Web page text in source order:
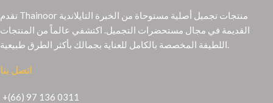
تقدم Thainoor منتجات تجميل أصلية مستوحاة من الخبرة التايلاندية
القديمة في مجال مستحضرات التجميل. اكتشفي عالماً من المنتجات
اتصل بنا
+(66) 97 136 0311